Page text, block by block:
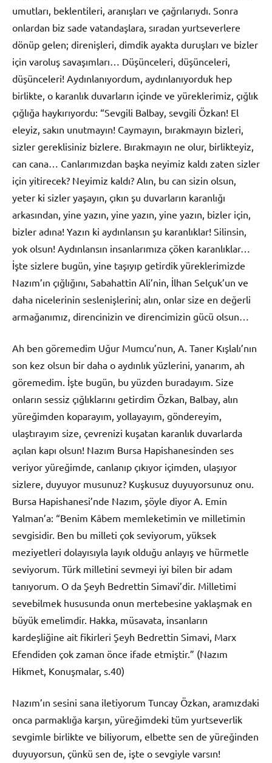
umutları, beklentileri, aranışları ve çağrılarıydı. Sonra
onlardan biz sade vatandaşlara, sıradan yurtseverlere
dönüp gelen; direnişleri, dimdik ayakta duruşları ve bizler
için varoluş savaşımları… Düşünceleri, düşünceleri,
düşünceleri! Aydınlanıyordum, aydınlanıyorduk hep
birlikte, o karanlık duvarların içinde ve yüreklerimiz, çığlık
çığlığa haykırıyordu: “Sevgili Balbay, sevgili Özkan! El
eleyiz, sakın unutmayın! Caymayın, bırakmayın bizleri,
sizler gereklisiniz bizlere. Bırakmayın ne olur, birlikteyiz,
can cana… Canlarımızdan başka neyimiz kaldı zaten sizler
için yitirecek? Neyimiz kaldı? Alın, bu can sizin olsun,
yeter ki sizler yaşayın, çıkın şu duvarların karanlığı
arkasından, yine yazın, yine yazın, yine yazın, bizler için,
bizler adına! Yazın ki aydınlansın şu karanlıklar! Silinsin,
yok olsun! Aydınlansın insanlarımıza çöken karanlıklar…
İşte sizlere bugün, yine taşıyıp getirdik yüreklerimizde
Nazım’ın çığlığını, Sabahattin Ali’nin, İlhan Selçuk’un ve
daha nicelerinin seslenişlerini; alın, onlar size en değerli
armağanımız, direncinizin ve direncimizin gücü olsun…
Ah ben göremedim Uğur Mumcu’nun, A. Taner Kışlalı’nın
son kez olsun bir daha o aydınlık yüzlerini, yanarım, ah
göremedim. İşte bugün, bu yüzden buradayım. Size
onların sessiz çığlıklarını getirdim Özkan, Balbay, alın
yüreğimden koparayım, yollayayım, göndereyim,
ulaştırayım size, çevrenizi kuşatan karanlık duvarlarda
açılan kapı olsun! Nazım Bursa Hapishanesinden ses
veriyor yüreğimde, canlanıp çıkıyor içimden, ulaşıyor
sizlere, duyuyor musunuz? Kuşkusuz duyuyorsunuz onu.
Bursa Hapishanesi’nde Nazım, şöyle diyor A. Emin
Yalman’a: “Benim Kâbem memleketimin ve milletimin
sevgisidir. Ben bu milleti çok seviyorum, yüksek
meziyetleri dolayısıyla layık olduğu anlayış ve hürmetle
seviyorum. Türk milletini sevmeyi iyi bilen bir adam
tanıyorum. O da Şeyh Bedrettin Simavi’dir. Milletimi
sevebilmek hususunda onun mertebesine yaklaşmak en
büyük emelimdir. Hakka, müsavata, insanların
kardeşliğine ait fikirleri Şeyh Bedrettin Simavi, Marx
Efendiden çok zaman önce ifade etmiştir.” (Nazım
Hikmet, Konuşmalar, s.40)
Nazım’ın sesini sana iletiyorum Tuncay Özkan, aramızdaki
onca parmaklığa karşın, yüreğimdeki tüm yurtseverlik
sevgimle birlikte ve biliyorum, elbette sen de yüreğinden
duyuyorsun, çünkü sen de, işte o sevgiyle varsın!